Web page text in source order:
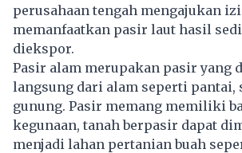
perusahaan tengah mengajukan
memanfaatkan pasir laut hasil
diekspor.
Pasir alam merupakan pasir yang
langsung dari alam seperti pantai,
gunung. Pasir memang memiliki
kegunaan, tanah berpasir dapat
menjadi lahan pertanian buah